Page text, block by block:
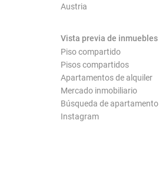
Austria
Vista previa de inmuebles
Piso compartido
Pisos compartidos
Apartamentos de alquiler
Mercado inmobiliario
Búsqueda de apartamento
Instagram